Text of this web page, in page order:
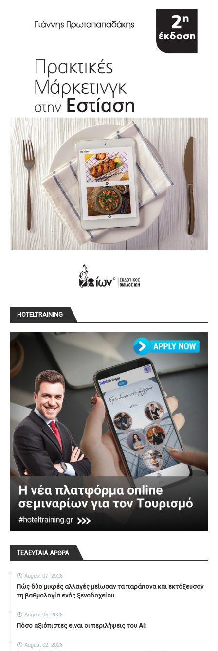
HOTELTRAINING
ΤΕΛΕΥΤΑΙΑ ΑΡΘΡΑ
August 07, 2026
Πώς δύο μικρές αλλαγές μείωσαν τα παράπονα και εκτόξευσαν
τη βαθμολογία ενός ξενοδοχείου
August 05, 2026
Πόσο αξιόπιστες είναι οι περιλήψεις του ΑΙ;
August 02, 2026